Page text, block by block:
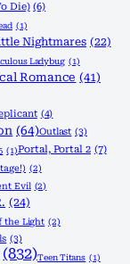
Die) (6)
(1)
Nightmares (22)
Ladybug (1)
Romance (41)
(4)
(64)Outlast (3)
(1)Portal, Portal 2 (7)
(2)
Evil (2)
(24)
the Light (2)
(3)
(832)Teen Titans (1)